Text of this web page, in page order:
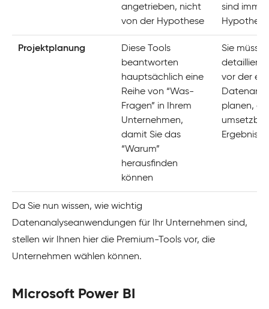
angetrieben, nicht
von der Hypothese
sind
Projektplanung
Diese Tools
beantworten
hauptsächlich eine
Reihe von “Was-
Fragen” in Ihrem
Unternehmen,
damit Sie das
“Warum”
herausfinden
können
Sie
vor der
planen,
Da Sie nun wissen, wie wichtig
Datenanalyseanwendungen für Ihr Unternehmen sind,
stellen wir Ihnen hier die Premium-Tools vor, die
Unternehmen wählen können.
Microsoft Power BI